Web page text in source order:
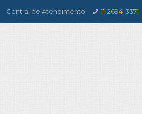
Central de Atendimento 11-2694-3371